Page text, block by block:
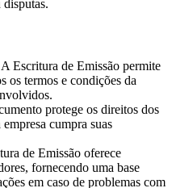
disputas.
A Escritura de Emissão permite
os termos e condições da
protege os direitos dos
cumpra suas
de Emissão oferece
fornecendo uma base
em caso de problemas com